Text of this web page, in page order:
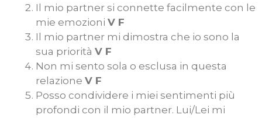
Il mio partner si connette facilmente con le
mie emozioni V F
Il mio partner mi dimostra che io sono la
sua priorità V F
Non mi sento sola o esclusa in questa
relazione V F
Posso condividere i miei sentimenti più
profondi con il mio partner. Lui/Lei mi